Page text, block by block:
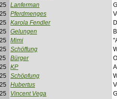
Lanferman
Pferdmenges
Karola Fendler
Gelungen
Mimi
Schöffung
Bürger
KP
Schöpfung
Hubertus
Vincent Vega